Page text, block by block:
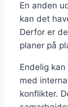
En anden
kan det
Derfor er
planer på
Endelig
med
konflikter.